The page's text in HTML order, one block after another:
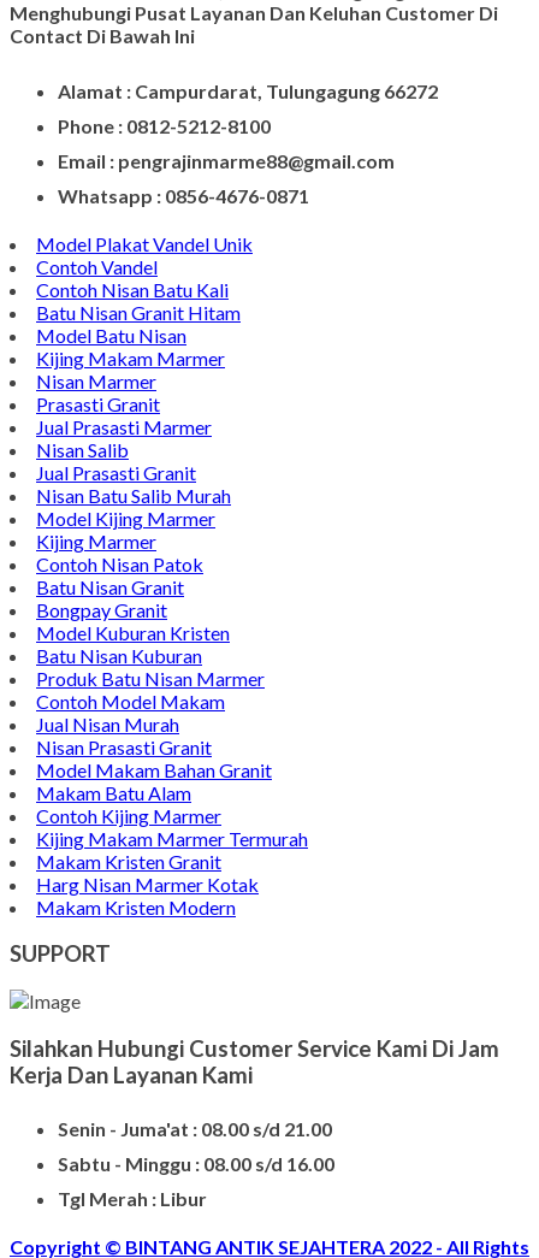
Prasasti Marmer
Prasasti dari Marmer
Meja Makan Marmer
Meja Marmer Bulat
Vandel Kenang - Kenangan
CONTACT INFO
Jika Anda Merasa Kesulitan Untuk Menghubungi
Customer Service Kami, Anda Bisa Langsung
Menghubungi Pusat Layanan Dan Keluhan Customer Di
Contact Di Bawah Ini
Alamat : Campurdarat, Tulungagung 66272
Phone : 0812-5212-8100
Email : pengrajinmarme88@gmail.com
Whatsapp : 0856-4676-0871
Model Plakat Vandel Unik
Contoh Vandel
Contoh Nisan Batu Kali
Batu Nisan Granit Hitam
Model Batu Nisan
Kijing Makam Marmer
Nisan Marmer
Prasasti Granit
Jual Prasasti Marmer
Nisan Salib
Jual Prasasti Granit
Nisan Batu Salib Murah
Model Kijing Marmer
Kijing Marmer
Contoh Nisan Patok
Batu Nisan Granit
Bongpay Granit
Model Kuburan Kristen
Batu Nisan Kuburan
Produk Batu Nisan Marmer
Jual Nisan Murah
Nisan Prasasti Granit
Model Makam Bahan Granit
Makam Batu Alam
Kijing Makam Marmer Termurah
Harg Nisan Marmer Kotak
Makam Kristen Modern
SUPPORT